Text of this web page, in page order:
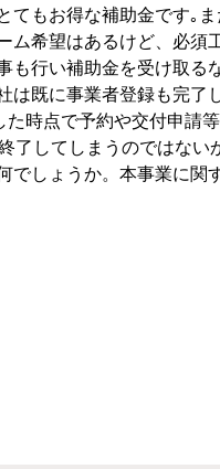
もお得な補助金です｡
希望はあるけど、必
行い補助金を受け取る
既に事業者登録も完了
時点で予約や交付申請
してしまうのではない
しょうか。本事業に関